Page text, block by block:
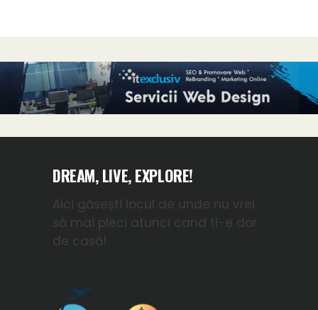
DREAM, LIVE, EXPLORE!
Aici găsești locul de unde nu vrei
să mai pleci atunci cand ti-e dor
de casă!